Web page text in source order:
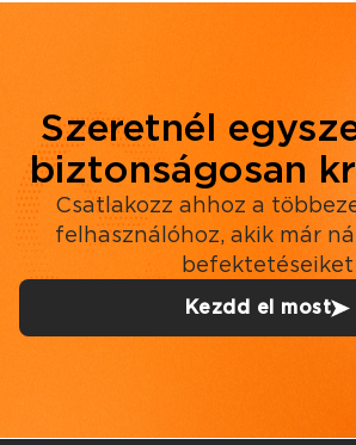
Szeretnél
biztonságosan
Csatlakozz ahhoz a
felhasználóhoz, akik már
befektetéseiket
Kezdd el most